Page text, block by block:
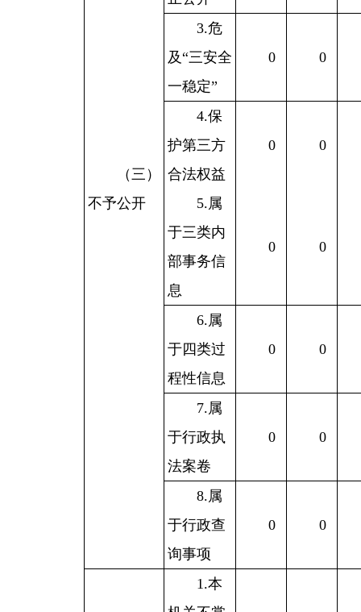
（三）
不予公开
3.危
及“三安全
一稳定”
0 0
4.保
护第三方
合法权益
0 0
5.属
于三类内
部事务信
息
0 0
6.属
于四类过
程性信息
0 0
7.属
于行政执
法案卷
0 0
8.属
于行政查
询事项
0 0
1.本